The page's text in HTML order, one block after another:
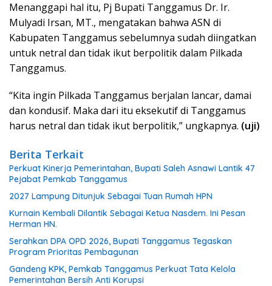
Menanggapi hal itu, Pj Bupati Tanggamus Dr. Ir.
Mulyadi Irsan, MT., mengatakan bahwa ASN di
Kabupaten Tanggamus sebelumnya sudah diingatkan
untuk netral dan tidak ikut berpolitik dalam Pilkada
Tanggamus.
“Kita ingin Pilkada Tanggamus berjalan lancar, damai
dan kondusif. Maka dari itu eksekutif di Tanggamus
harus netral dan tidak ikut berpolitik,” ungkapnya. (uji)
Berita Terkait
Perkuat Kinerja Pemerintahan, Bupati Saleh Asnawi Lantik 47
Pejabat Pemkab Tanggamus
2027 Lampung Ditunjuk Sebagai Tuan Rumah HPN
Kurnain Kembali Dilantik Sebagai Ketua Nasdem. Ini Pesan
Herman HN.
Serahkan DPA OPD 2026, Bupati Tanggamus Tegaskan
Program Prioritas Pembagunan
Gandeng KPK, Pemkab Tanggamus Perkuat Tata Kelola
Pemerintahan Bersih Anti Korupsi